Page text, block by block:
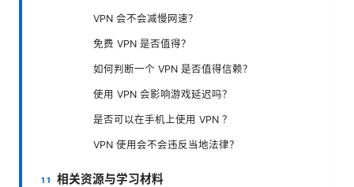
VPN 会不会减慢网速？
免费 VPN 是否值得？
如何判断一个 VPN 是否值得信赖？
使用 VPN 会影响游戏延迟吗？
是否可以在手机上使用 VPN ？
VPN 使用会不会违反当地法律？
相关资源与学习材料